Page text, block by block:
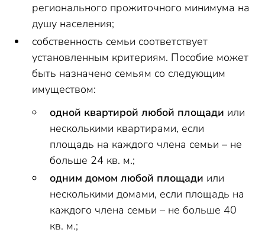
регионального прожиточного минимума на
душу населения;
собственность семьи соответствует
установленным критериям. Пособие может
быть назначено семьям со следующим
имуществом:
одной квартирой любой площади или
несколькими квартирами, если
площадь на каждого члена семьи – не
больше 24 кв. м.;
одним домом любой площади или
несколькими домами, если площадь на
каждого члена семьи – не больше 40
кв. м.;